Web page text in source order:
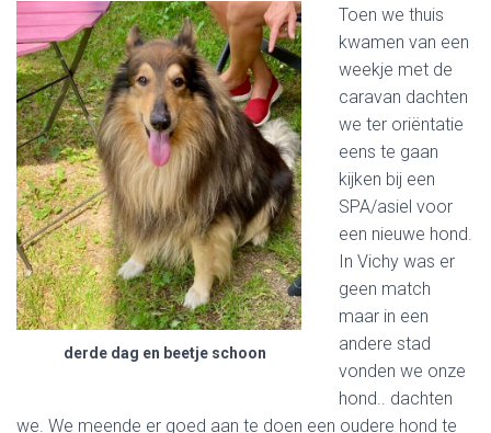
derde dag en beetje schoon
Toen we thuis
kwamen van een
weekje met de
caravan dachten
we ter oriëntatie
eens te gaan
kijken bij een
SPA/asiel voor
een nieuwe hond.
In Vichy was er
geen match
maar in een
andere stad
vonden we onze
hond.. dachten
we. We meende er goed aan te doen een oudere hond te